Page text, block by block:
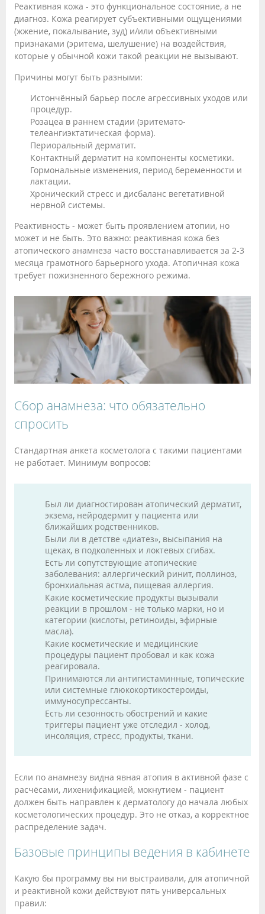
Реактивная кожа - это функциональное состояние, а не
диагноз. Кожа реагирует субъективными ощущениями
(жжение, покалывание, зуд) и/или объективными
признаками (эритема, шелушение) на воздействия,
которые у обычной кожи такой реакции не вызывают.
Причины могут быть разными:
Истончённый барьер после агрессивных уходов или
процедур.
Розацеа в раннем стадии (эритемато-
телеангиэктатическая форма).
Периоральный дерматит.
Контактный дерматит на компоненты косметики.
Гормональные изменения, период беременности и
лактации.
Хронический стресс и дисбаланс вегетативной
нервной системы.
Реактивность - может быть проявлением атопии, но
может и не быть. Это важно: реактивная кожа без
атопического анамнеза часто восстанавливается за 2-3
месяца грамотного барьерного ухода. Атопичная кожа
требует пожизненного бережного режима.
Сбор анамнеза: что обязательно
спросить
Стандартная анкета косметолога с такими пациентами
не работает. Минимум вопросов:
Был ли диагностирован атопический дерматит,
экзема, нейродермит у пациента или
ближайших родственников.
Были ли в детстве «диатез», высыпания на
щеках, в подколенных и локтевых сгибах.
Есть ли сопутствующие атопические
заболевания: аллергический ринит, поллиноз,
бронхиальная астма, пищевая аллергия.
Какие косметические продукты вызывали
реакции в прошлом - не только марки, но и
категории (кислоты, ретиноиды, эфирные
масла).
Какие косметические и медицинские
процедуры пациент пробовал и как кожа
реагировала.
Принимаются ли антигистаминные, топические
или системные глюкокортикостероиды,
иммуносупрессанты.
Есть ли сезонность обострений и какие
триггеры пациент уже отследил - холод,
инсоляция, стресс, продукты, ткани.
Если по анамнезу видна явная атопия в активной фазе с
расчёсами, лихенификацией, мокнутием - пациент
должен быть направлен к дерматологу до начала любых
косметологических процедур. Это не отказ, а корректное
распределение задач.
Базовые принципы ведения в кабинете
Какую бы программу вы ни выстраивали, для атопичной
и реактивной кожи действуют пять универсальных
правил: